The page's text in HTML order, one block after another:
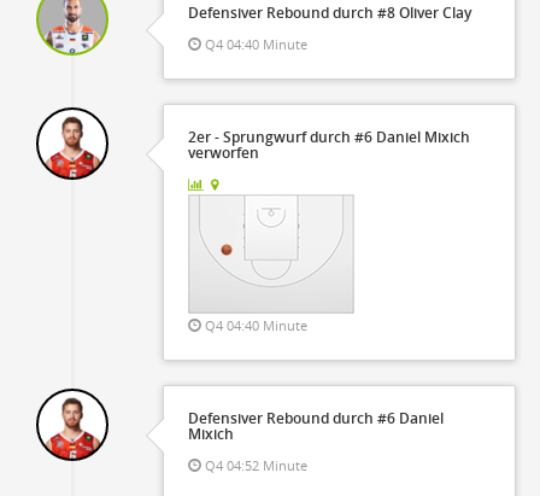
Defensiver Rebound durch #8 Oliver Clay
Q4 04:40 Minute
2er - Sprungwurf durch #6 Daniel Mixich
verworfen
Q4 04:40 Minute
Defensiver Rebound durch #6 Daniel
Mixich
Q4 04:52 Minute